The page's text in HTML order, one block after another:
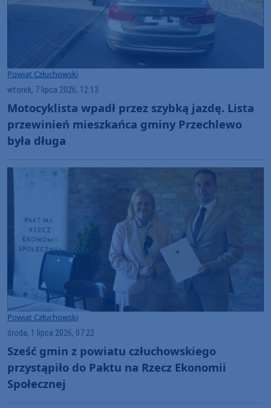
Powiat Człuchowski
wtorek, 7 lipca 2026, 12:13
Motocyklista wpadł przez szybką jazdę. Lista
przewinień mieszkańca gminy Przechlewo
była długa
Powiat Człuchowski
środa, 1 lipca 2026, 07:22
Sześć gmin z powiatu człuchowskiego
przystąpiło do Paktu na Rzecz Ekonomii
Społecznej